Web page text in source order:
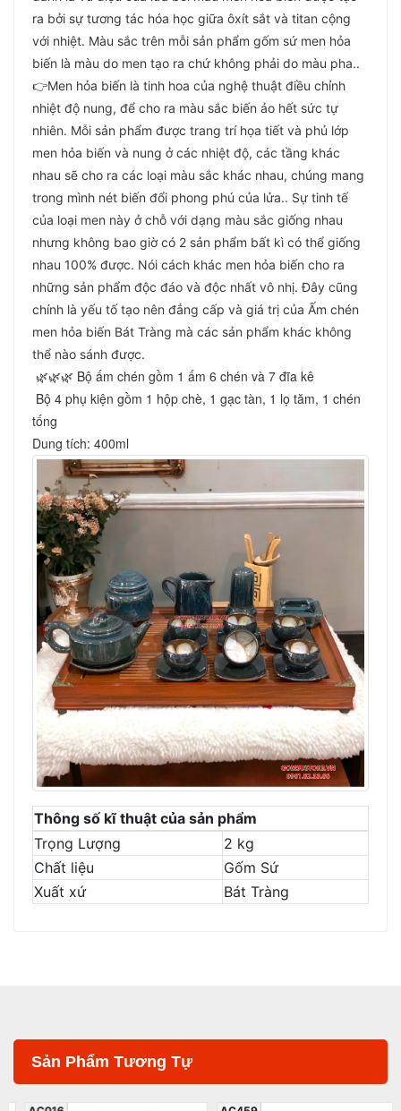
ra bởi sự tương tác hóa học giữa ôxít sắt và titan cộng
với nhiệt. Màu sắc trên mỗi sản phẩm gốm sứ men hỏa
biến là màu do men tạo ra chứ không phải do màu pha..
👉Men hỏa biến là tinh hoa của nghệ thuật điều chỉnh
nhiệt độ nung, để cho ra màu sắc biến ảo hết sức tự
nhiên. Mỗi sản phẩm được trang trí họa tiết và phủ lớp
men hỏa biến và nung ở các nhiệt độ, các tầng khác
nhau sẽ cho ra các loại màu sắc khác nhau, chúng mang
trong mình nét biến đổi phong phú của lửa.. Sự tinh tế
của loại men này ở chỗ với dạng màu sắc giống nhau
nhưng không bao giờ có 2 sản phẩm bất kì có thể giống
nhau 100% được. Nói cách khác men hỏa biến cho ra
những sản phẩm độc đáo và độc nhất vô nhị. Đây cũng
chính là yếu tố tạo nên đẳng cấp và giá trị của Ấm chén
men hỏa biến Bát Tràng mà các sản phẩm khác không
thể nào sánh được.
🌿🌿🌿 Bộ ấm chén gồm 1 ấm 6 chén và 7 đĩa kê
Bộ 4 phụ kiện gồm 1 hộp chè, 1 gạc tàn, 1 lọ tăm, 1 chén
tống
Dung tích: 400ml
Thông số kĩ thuật của sản phẩm
Trọng Lượng
2 kg
Chất liệu
Gốm Sứ
Xuất xứ
Bát Tràng
Sản Phẩm Tương Tự